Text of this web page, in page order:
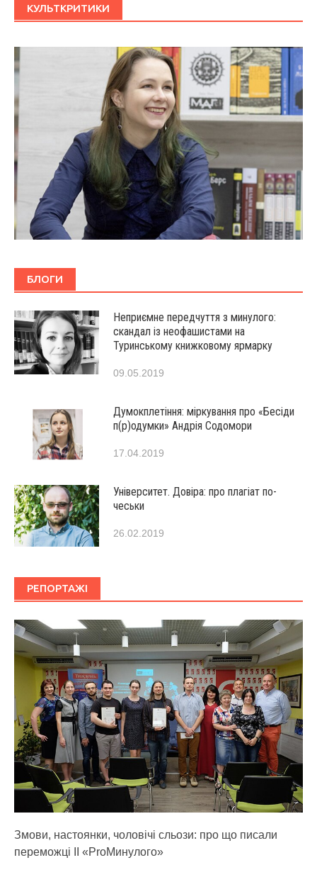
КУЛЬТКРИТИКИ
БЛОГИ
Неприємне передчуття з минулого:
скандал із неофашистами на
Туринському книжковому ярмарку
09.05.2019
Думокплетіння: міркування про «Бесіди
п(р)одумки» Андрія Содомори
17.04.2019
Університет. Довіра: про плагіат по-
чеськи
26.02.2019
РЕПОРТАЖІ
Змови, настоянки, чоловічі сльози: про що писали
переможці ІІ «ProМинулого»